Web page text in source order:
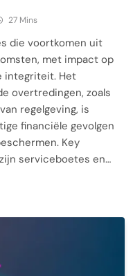
27 Mins
die voortkomen uit
met impact op
integriteit. Het
overtredingen, zoals
regelgeving, is
financiële gevolgen
Key
serviceboetes en…